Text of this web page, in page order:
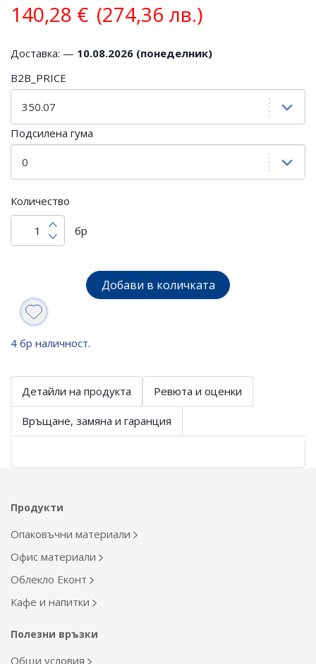
140,28 € (274,36 лв.)
Доставка: — 10.08.2026 (понеделник)
B2B_PRICE
Подсилена гума
Количество
бр
Добави в количката
4 бр наличност.
Детайли на продукта Ревюта и оценки
Връщане, замяна и гаранция
Продукти
Опаковъчни материали
Офис материали
Облекло Еконт
Кафе и напитки
Полезни връзки
Общи условия